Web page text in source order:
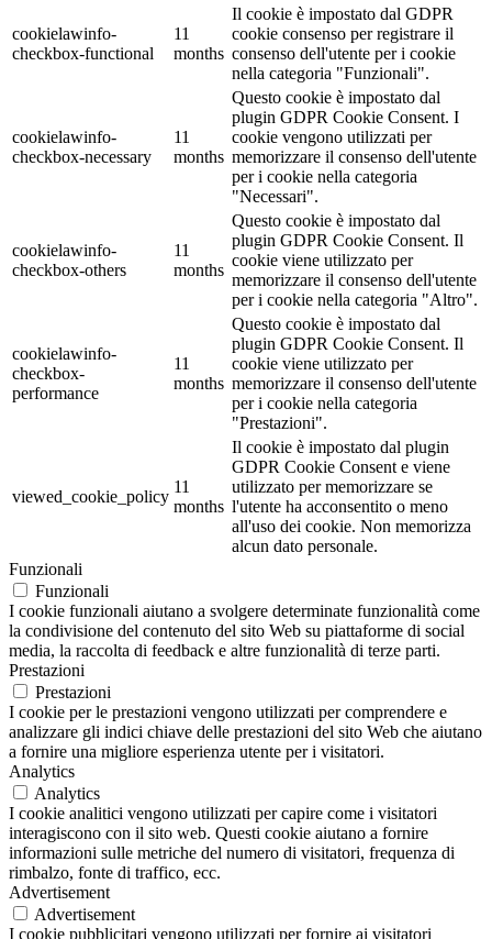
cookielawinfo-
checkbox-functional
11
months
Il cookie è impostato dal GDPR
cookie consenso per registrare il
consenso dell'utente per i cookie
nella categoria "Funzionali".
cookielawinfo-
checkbox-necessary
11
months
Questo cookie è impostato dal
plugin GDPR Cookie Consent. I
cookie vengono utilizzati per
memorizzare il consenso dell'utente
per i cookie nella categoria
"Necessari".
cookielawinfo-
checkbox-others
11
months
Questo cookie è impostato dal
plugin GDPR Cookie Consent. Il
cookie viene utilizzato per
memorizzare il consenso dell'utente
per i cookie nella categoria "Altro".
cookielawinfo-
checkbox-
performance
11
months
Questo cookie è impostato dal
plugin GDPR Cookie Consent. Il
cookie viene utilizzato per
memorizzare il consenso dell'utente
per i cookie nella categoria
"Prestazioni".
viewed_cookie_policy
11
months
Il cookie è impostato dal plugin
GDPR Cookie Consent e viene
utilizzato per memorizzare se
l'utente ha acconsentito o meno
all'uso dei cookie. Non memorizza
alcun dato personale.
Funzionali
Funzionali
I cookie funzionali aiutano a svolgere determinate funzionalità come
la condivisione del contenuto del sito Web su piattaforme di social
media, la raccolta di feedback e altre funzionalità di terze parti.
Prestazioni
Prestazioni
I cookie per le prestazioni vengono utilizzati per comprendere e
analizzare gli indici chiave delle prestazioni del sito Web che aiutano
a fornire una migliore esperienza utente per i visitatori.
Analytics
Analytics
I cookie analitici vengono utilizzati per capire come i visitatori
interagiscono con il sito web. Questi cookie aiutano a fornire
informazioni sulle metriche del numero di visitatori, frequenza di
rimbalzo, fonte di traffico, ecc.
Advertisement
Advertisement
I cookie pubblicitari vengono utilizzati per fornire ai visitatori